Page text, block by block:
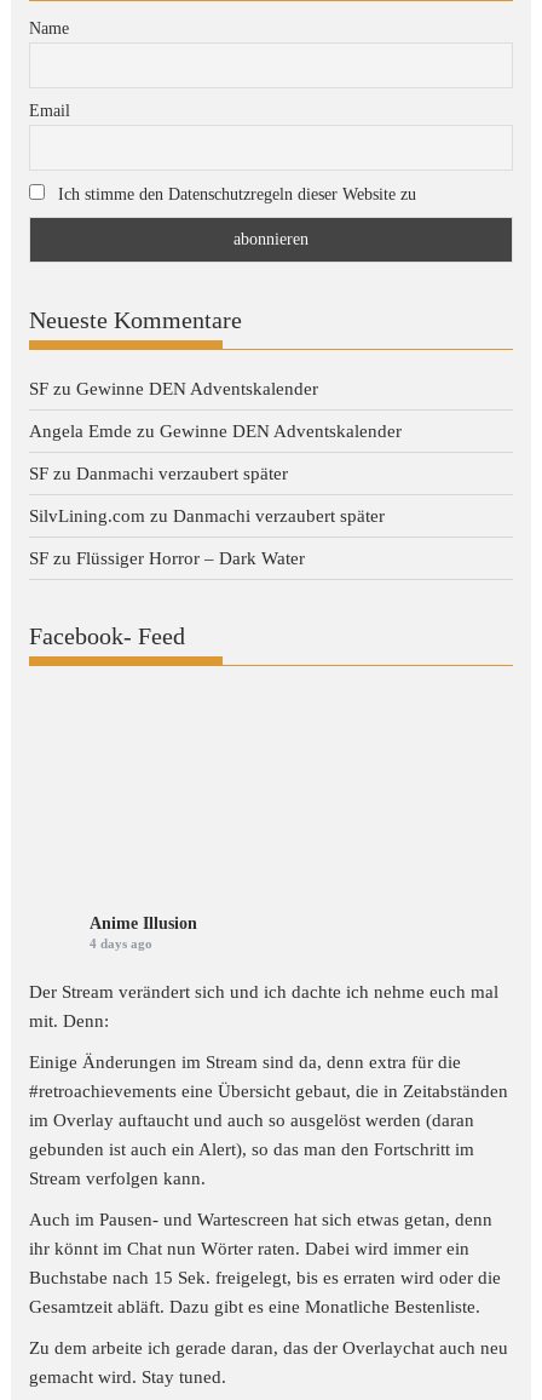
Name
Email
Ich stimme den Datenschutzregeln dieser Website zu
Neueste Kommentare
SF zuGewinne DEN Adventskalender
Angela Emde zuGewinne DEN Adventskalender
SF zuDanmachi verzaubert später
SilvLining.com zuDanmachi verzaubert später
SF zuFlüssiger Horror – Dark Water
Facebook- Feed
Anime Illusion
4 days ago
Der Stream verändert sich und ich dachte ich nehme euch mal
mit. Denn:
Einige Änderungen im Stream sind da, denn extra für die
#retroachievements eine Übersicht gebaut, die in Zeitabständen
im Overlay auftaucht und auch so ausgelöst werden (daran
gebunden ist auch ein Alert), so das man den Fortschritt im
Stream verfolgen kann.
Auch im Pausen- und Wartescreen hat sich etwas getan, denn
ihr könnt im Chat nun Wörter raten. Dabei wird immer ein
Buchstabe nach 15 Sek. freigelegt, bis es erraten wird oder die
Gesamtzeit abläft. Dazu gibt es eine Monatliche Bestenliste.
Zu dem arbeite ich gerade daran, das der Overlaychat auch neu
gemacht wird. Stay tuned.